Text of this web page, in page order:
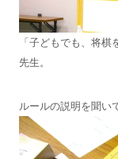
「子どもでも、将
先生。
ルールの説明を聞い